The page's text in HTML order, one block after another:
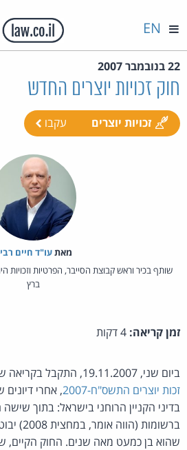
EN
22 בנובמבר 2007
חוק זכויות יוצרים החדש
זכויות יוצרים עקבו
מאת‏עו"ד חיים
שותף בכיר וראש קבוצת הסייבר, הפרטיות וזכויות
ברץ
זמן קריאה:
ביום שני, 19.11.2007, התקבל בקריאה שניה ושלישית בכנסת
זכות יוצרים התשס"ח-2007
, אחרי
בדיני הקניין הרוחני בישראל: בתוך
ברשומות
שהוא בן כמעט מאה שנים. החוק הקיים,